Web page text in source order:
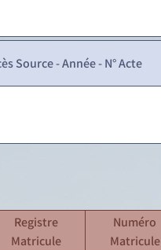
Source - Année - N° Acte
Registre
Matricule
Numéro
Matricule